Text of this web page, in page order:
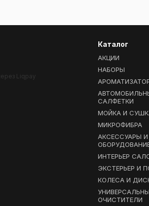
Каталог
АКЦИИ
НАБОРЫ
САЛФЕТКИ
МОЙКА И
МИКРОФИБРА
АКСЕССУАРЫ И
ИНТЕРЬЕР
ЭКСТЕРЬЕР И
КОЛЕСА И
ОЧИСТИТЕЛИ